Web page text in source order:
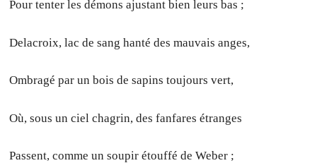
Pour tenter les démons ajustant bien leurs bas ;
Delacroix, lac de sang hanté des mauvais anges,
Ombragé par un bois de sapins toujours vert,
Où, sous un ciel chagrin, des fanfares étranges
Passent, comme un soupir étouffé de Weber ;